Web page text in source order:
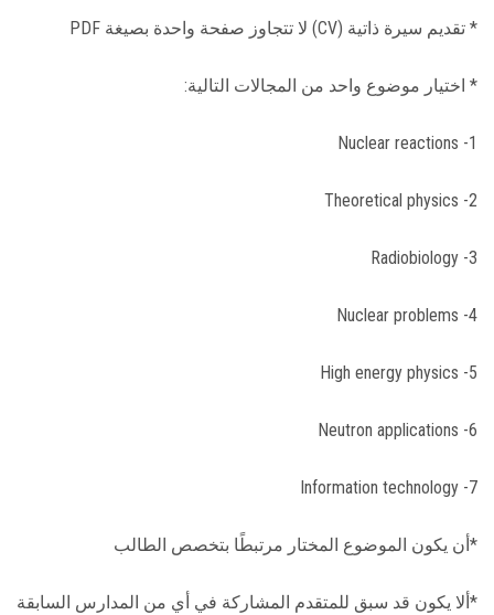
* تقديم سيرة ذاتية (CV) لا تتجاوز صفحة واحدة بصيغة PDF
* اختيار موضوع واحد من المجالات التالية:
1- Nuclear reactions
2- Theoretical physics
3- Radiobiology
4- Nuclear problems
5- High energy physics
6- Neutron applications
7- Information technology
*أن يكون الموضوع المختار مرتبطًا بتخصص الطالب
*ألا يكون قد سبق للمتقدم المشاركة في أي من المدارس السابقة